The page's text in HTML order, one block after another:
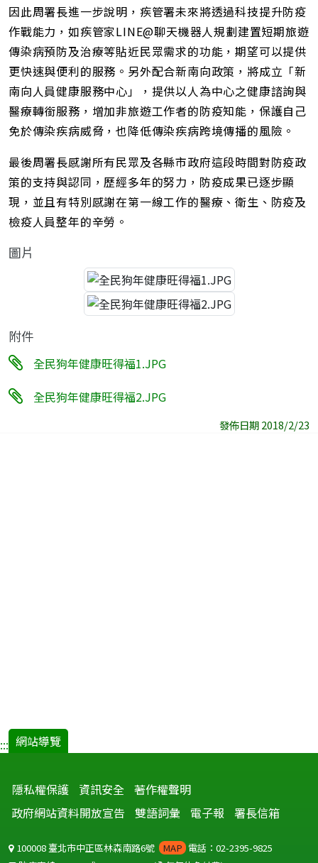
因此周署長進一步說明，疾管署未來將透過科技提升防疫
作戰能力，如疾管家LINE@聊天機器人規劃建置短期旅遊
傳染病預防及治療等貼近民眾需求的功能，期望可以提供
更快速與便利的服務。另外配合新南向政策，將成立「新
南向人員健康服務中心」，提供以人為中心之健康諮詢與
醫療轉銜服務，增加非旅遊工作者的防疫知能，保護自己
免於傳染疾病威脅，也降低傳染疾病跨境傳播的風險。
最後周署長感謝所有民眾及各縣市政府這段時間對防疫政
策的支持與認同，歷經多年的努力，防疫成果已逐步顯
現，並且有特別感謝在第一線工作的醫療、衛生、防疫及
檢疫人員整年的辛勞。
圖片
附件
全民狗年健康旺得福1.JPG
全民狗年健康旺得福2.JPG
發佈日期 2018/2/23
::: 網站導覽
隱私權保護 資訊安全 著作權聲明
政府網站資料開放宣告
雙語詞彙 電子報 署長信箱
100008 臺北市中正區林森南路6號 MAP 電話：02-2395-9825